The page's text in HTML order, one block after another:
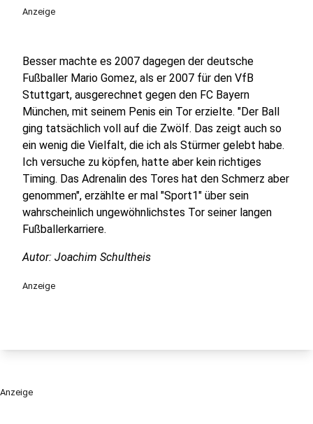
Anzeige
Besser machte es 2007 dagegen der deutsche
Fußballer Mario Gomez, als er 2007 für den VfB
Stuttgart, ausgerechnet gegen den FC Bayern
München, mit seinem Penis ein Tor erzielte. "Der Ball
ging tatsächlich voll auf die Zwölf. Das zeigt auch so
ein wenig die Vielfalt, die ich als Stürmer gelebt habe.
Ich versuche zu köpfen, hatte aber kein richtiges
Timing. Das Adrenalin des Tores hat den Schmerz aber
genommen", erzählte er mal "Sport1" über sein
wahrscheinlich ungewöhnlichstes Tor seiner langen
Fußballerkarriere.
Autor: Joachim Schultheis
Anzeige
Anzeige